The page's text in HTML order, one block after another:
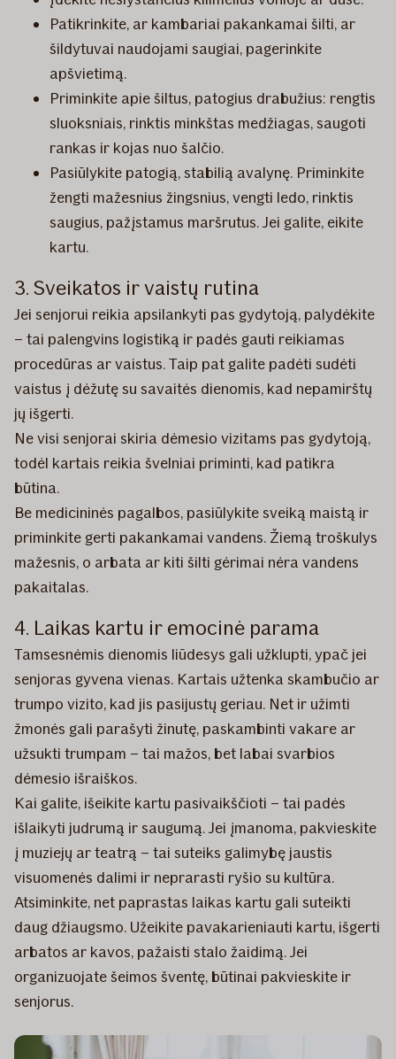
Patikrinkite, ar kambariai pakankamai šilti, ar
šildytuvai naudojami saugiai, pagerinkite
apšvietimą.
Priminkite apie šiltus, patogius drabužius: rengtis
sluoksniais, rinktis minkštas medžiagas, saugoti
rankas ir kojas nuo šalčio.
Pasiūlykite patogią, stabilią avalynę. Priminkite
žengti mažesnius žingsnius, vengti ledo, rinktis
saugius, pažįstamus maršrutus. Jei galite, eikite
kartu.
3. Sveikatos ir vaistų rutina
Jei senjorui reikia apsilankyti pas gydytoją, palydėkite
– tai palengvins logistiką ir padės gauti reikiamas
procedūras ar vaistus. Taip pat galite padėti sudėti
vaistus į dėžutę su savaitės dienomis, kad nepamirštų
jų išgerti.
Ne visi senjorai skiria dėmesio vizitams pas gydytoją,
todėl kartais reikia švelniai priminti, kad patikra
būtina.
Be medicininės pagalbos, pasiūlykite sveiką maistą ir
priminkite gerti pakankamai vandens. Žiemą troškulys
mažesnis, o arbata ar kiti šilti gėrimai nėra vandens
pakaitalas.
4. Laikas kartu ir emocinė parama
Tamsesnėmis dienomis liūdesys gali užklupti, ypač jei
senjoras gyvena vienas. Kartais užtenka skambučio ar
trumpo vizito, kad jis pasijustų geriau. Net ir užimti
žmonės gali parašyti žinutę, paskambinti vakare ar
užsukti trumpam – tai mažos, bet labai svarbios
dėmesio išraiškos.
Kai galite, išeikite kartu pasivaikščioti – tai padės
išlaikyti judrumą ir saugumą. Jei įmanoma, pakvieskite
į muziejų ar teatrą – tai suteiks galimybę jaustis
visuomenės dalimi ir neprarasti ryšio su kultūra.
Atsiminkite, net paprastas laikas kartu gali suteikti
daug džiaugsmo. Užeikite pavakarieniauti kartu, išgerti
arbatos ar kavos, pažaisti stalo žaidimą. Jei
organizuojate šeimos šventę, būtinai pakvieskite ir
senjorus.